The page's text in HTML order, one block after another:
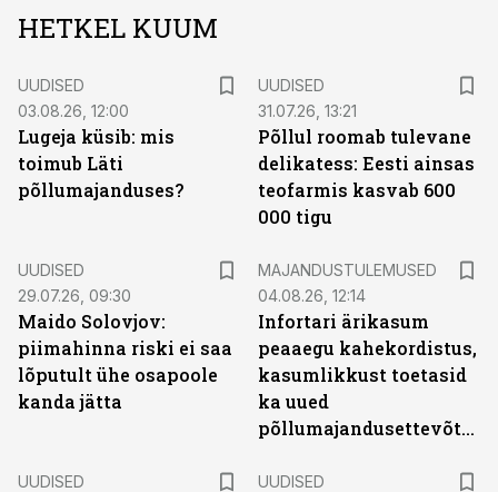
HETKEL KUUM
UUDISED
03.08.26, 12:00
Lugeja küsib: mis
toimub Läti
põllumajanduses?
UUDISED
31.07.26, 13:21
Põllul roomab tulevane
delikatess: Eesti ainsas
teofarmis kasvab 600
000 tigu
UUDISED
29.07.26, 09:30
Maido Solovjov:
piimahinna riski ei saa
lõputult ühe osapoole
kanda jätta
MAJANDUSTULEMUSED
04.08.26, 12:14
Infortari ärikasum
peaaegu kahekordistus,
kasumlikkust toetasid
ka uued
põllumajandusettevõtted
UUDISED
UUDISED